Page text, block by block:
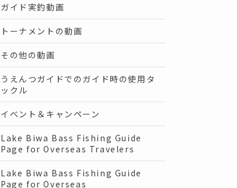
ガイド実釣動画
トーナメントの動画
その他の動画
うえんつガイドでのガイド時の使用タ
ックル
イベント＆キャンペーン
Lake Biwa Bass Fishing Guide
Page for Overseas Travelers
Lake Biwa Bass Fishing Guide
Page for Overseas